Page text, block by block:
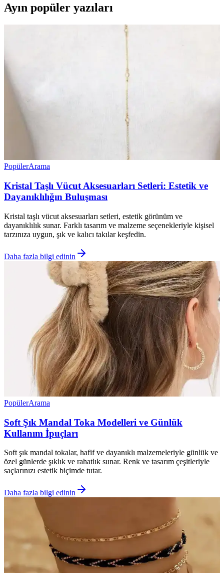
Ayın popüler yazıları
PopülerArama
Kristal Taşlı Vücut Aksesuarları Setleri: Estetik ve
Dayanıklılığın Buluşması
Kristal taşlı vücut aksesuarları setleri, estetik görünüm ve
dayanıklılık sunar. Farklı tasarım ve malzeme seçenekleriyle kişisel
tarzınıza uygun, şık ve kalıcı takılar keşfedin.
Daha fazla bilgi edinin
PopülerArama
Soft Şık Mandal Toka Modelleri ve Günlük
Kullanım İpuçları
Soft şık mandal tokalar, hafif ve dayanıklı malzemeleriyle günlük ve
özel günlerde şıklık ve rahatlık sunar. Renk ve tasarım çeşitleriyle
saçlarınızı estetik biçimde tutar.
Daha fazla bilgi edinin